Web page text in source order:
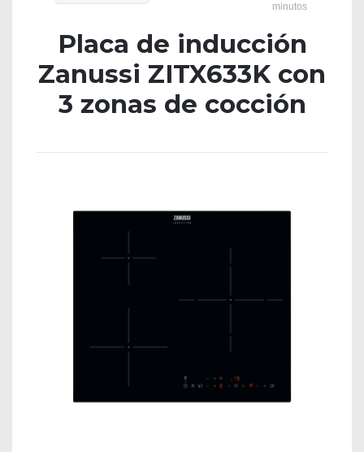
minutos
Placa de inducción
Zanussi ZITX633K con
3 zonas de cocción